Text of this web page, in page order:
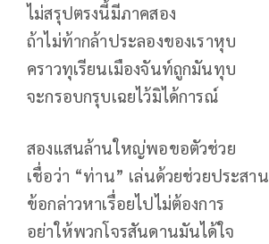
ไม่สรุปตรงนี้มีภาคสอง
ถ้าไม่ท้ากล้าประลองของเราหุบ
คราวทุเรียนเมืองจันท์ถูกมันทุบ
จะกรอบกรุบเฉยไว้มิได้การณ์
สองแสนล้านใหญ่พอขอตัวช่วย
เชื่อว่า “ท่าน” เล่นด้วยช่วยประสาน
ข้อกล่าวหาเรื่อยไปไม่ต้องการ
อย่าให้พวกโจรสันดานมันได้ใจ